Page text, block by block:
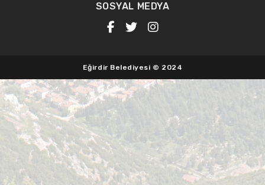
SOSYAL MEDYA
Eğirdir Belediyesi © 2024